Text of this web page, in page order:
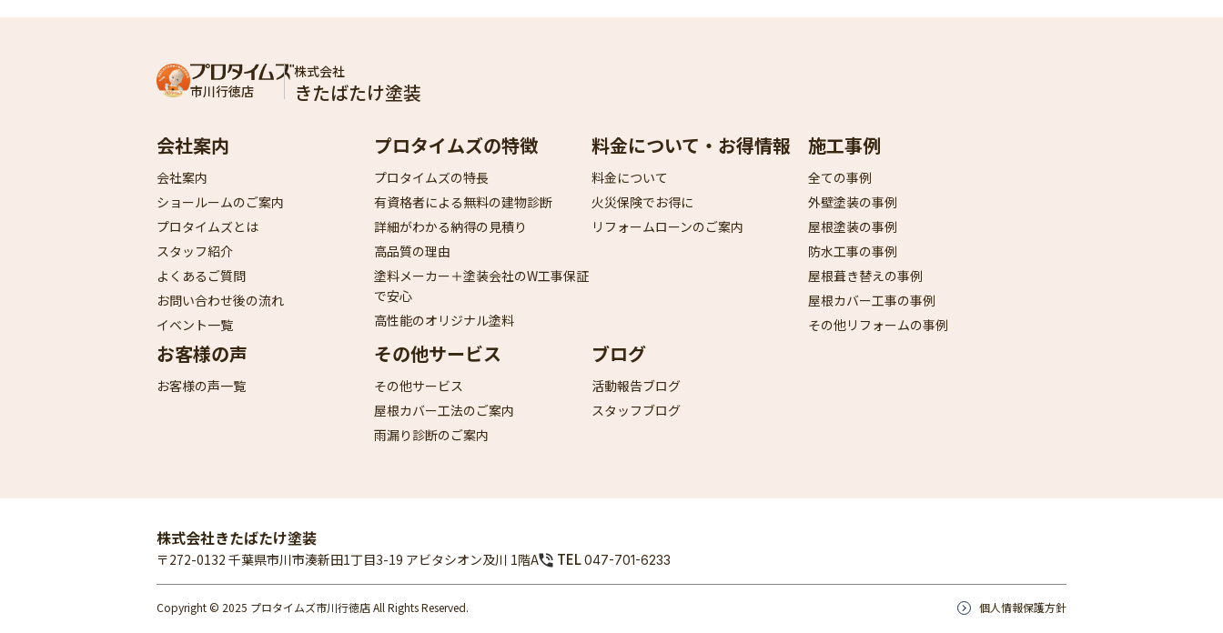
市川行徳店
株式会社
きたばたけ塗装
会社案内
会社案内
ショールームのご案内
プロタイムズとは
スタッフ紹介
よくあるご質問
お問い合わせ後の流れ
イベント一覧
プロタイムズの特徴
プロタイムズの特長
有資格者による無料の建物診断
詳細がわかる納得の見積り
高品質の理由
塗料メーカー＋塗装会社のW工事保証
で安心
高性能のオリジナル塗料
料金について・お得情報
料金について
火災保険でお得に
リフォームローンのご案内
施工事例
全ての事例
外壁塗装の事例
屋根塗装の事例
防水工事の事例
屋根葺き替えの事例
屋根カバー工事の事例
その他リフォームの事例
お客様の声
お客様の声一覧
その他サービス
その他サービス
屋根カバー工法のご案内
雨漏り診断のご案内
ブログ
活動報告ブログ
スタッフブログ
株式会社きたばたけ塗装
〒272-0132 千葉県市川市湊新田1丁目3-19 アビタシオン及川 1階A TEL047-701-6233
Copyright © 2025 プロタイムズ市川行徳店 All Rights Reserved. 個人情報保護方針